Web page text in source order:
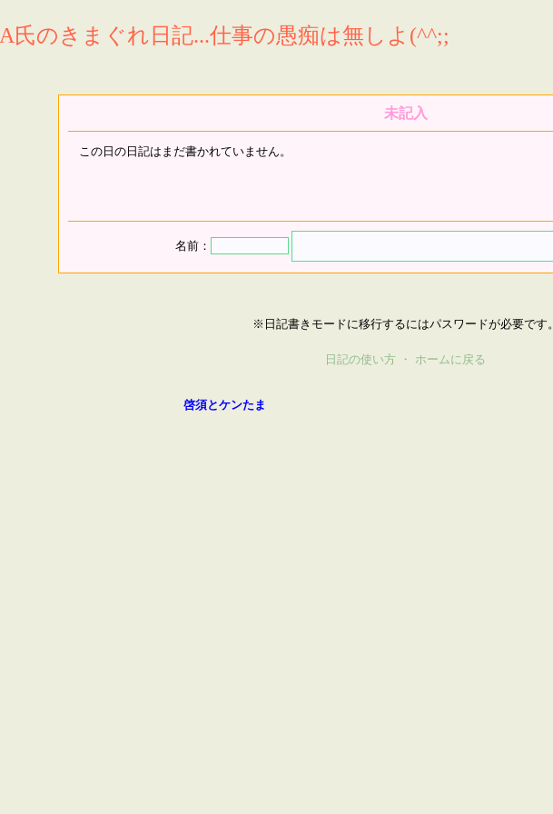
A氏のきまぐれ日記...仕事の愚痴は無しよ(^^;;
未記入
この日の日記はまだ書かれていません。
名前：
※日記書きモードに移行するにはパスワードが必要です。
日記の使い方 ・ ホームに戻る
啓須とケンたま